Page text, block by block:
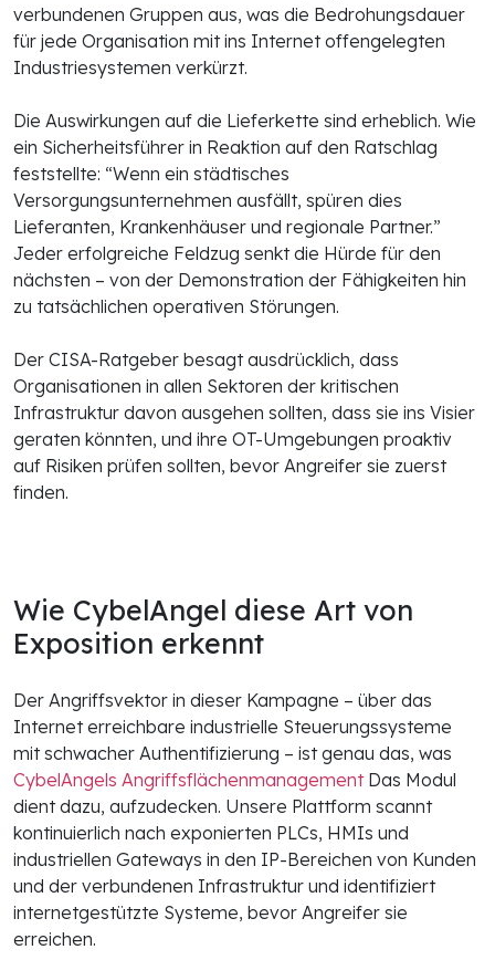
verbundenen Gruppen aus, was die Bedrohungsdauer
für jede Organisation mit ins Internet offengelegten
Industriesystemen verkürzt.
Die Auswirkungen auf die Lieferkette sind erheblich. Wie
ein Sicherheitsführer in Reaktion auf den Ratschlag
feststellte: “Wenn ein städtisches
Versorgungsunternehmen ausfällt, spüren dies
Lieferanten, Krankenhäuser und regionale Partner.”
Jeder erfolgreiche Feldzug senkt die Hürde für den
nächsten – von der Demonstration der Fähigkeiten hin
zu tatsächlichen operativen Störungen.
Der CISA-Ratgeber besagt ausdrücklich, dass
Organisationen in allen Sektoren der kritischen
Infrastruktur davon ausgehen sollten, dass sie ins Visier
geraten könnten, und ihre OT-Umgebungen proaktiv
auf Risiken prüfen sollten, bevor Angreifer sie zuerst
finden.
Wie CybelAngel diese Art von
Exposition erkennt
Der Angriffsvektor in dieser Kampagne – über das
Internet erreichbare industrielle Steuerungssysteme
mit schwacher Authentifizierung – ist genau das, was
CybelAngels AngriffsflächenmanagementDas Modul
dient dazu, aufzudecken. Unsere Plattform scannt
kontinuierlich nach exponierten PLCs, HMIs und
industriellen Gateways in den IP-Bereichen von Kunden
und der verbundenen Infrastruktur und identifiziert
internetgestützte Systeme, bevor Angreifer sie
erreichen.